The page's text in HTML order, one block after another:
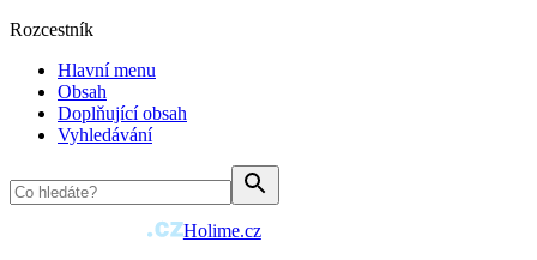
Rozcestník
Hlavní menu
Obsah
Doplňující obsah
Vyhledávání
Holime.cz